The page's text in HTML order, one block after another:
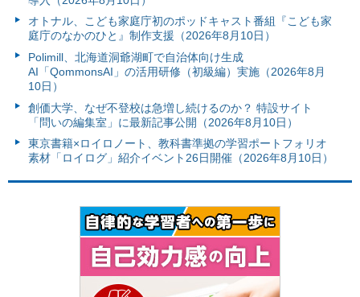
オトナル、こども家庭庁初のポッドキャスト番組『こども家
庭庁のなかのひと』制作支援（2026年8月10日）
Polimill、北海道洞爺湖町で自治体向け生成
AI「QommonsAI」の活用研修（初級編）実施（2026年8月
10日）
創価大学、なぜ不登校は急増し続けるのか？ 特設サイト
「問いの編集室」に最新記事公開（2026年8月10日）
東京書籍×ロイロノート、教科書準拠の学習ポートフォリオ
素材「ロイログ」紹介イベント26日開催（2026年8月10日）